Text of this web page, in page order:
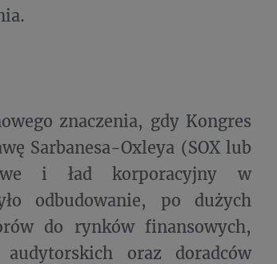
znaczenia, gdy Kongres
Sarbanesa-Oxleya (SOX lub
i ład korporacyjny w
odbudowanie, po dużych
do rynków finansowych,
audytorskich oraz doradców